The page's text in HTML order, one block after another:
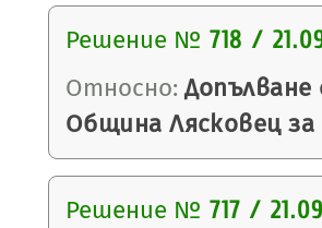
Решение № 718 /
Относно:
Община Лясковец за
Решение № 717 /